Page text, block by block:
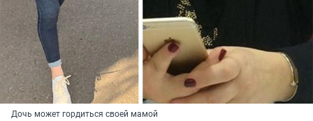
Дочь может гордиться своей мамой